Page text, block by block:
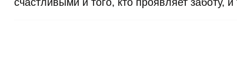
счастливыми и того, кто проявляет заботу,